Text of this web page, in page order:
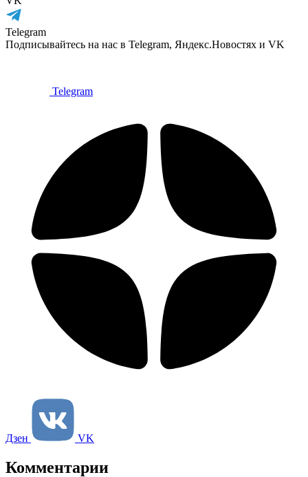
Telegram
Подписывайтесь на нас в Telegram, Яндекс.Новостях и VK
Telegram
Дзен VK
Комментарии